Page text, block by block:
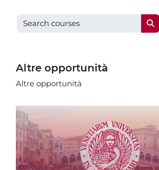
Search courses
Altre opportunità
Altre opportunità